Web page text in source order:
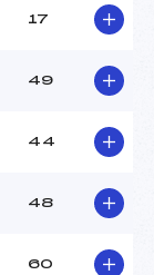
17
49
44
48
60